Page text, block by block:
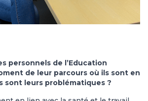
personnels de l’Education
de leur parcours où ils sont en
sont leurs problématiques ?